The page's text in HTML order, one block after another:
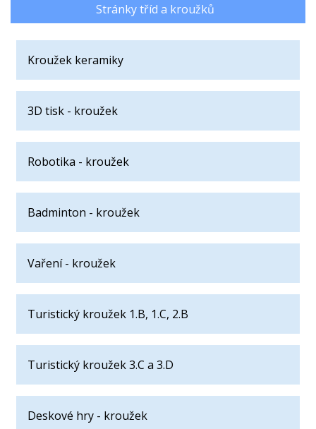
Stránky tříd a kroužků
Kroužek keramiky
3D tisk - kroužek
Robotika - kroužek
Badminton - kroužek
Vaření - kroužek
Turistický kroužek 1.B, 1.C, 2.B
Turistický kroužek 3.C a 3.D
Deskové hry - kroužek